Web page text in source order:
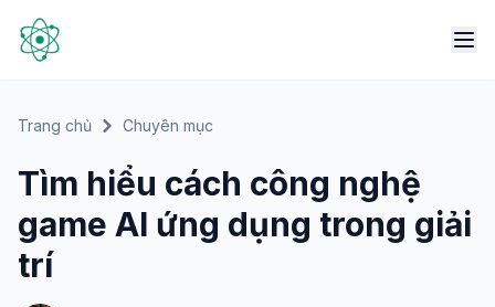
Trang chủ Chuyên mục
Tìm hiểu cách công nghệ
game AI ứng dụng trong giải
trí